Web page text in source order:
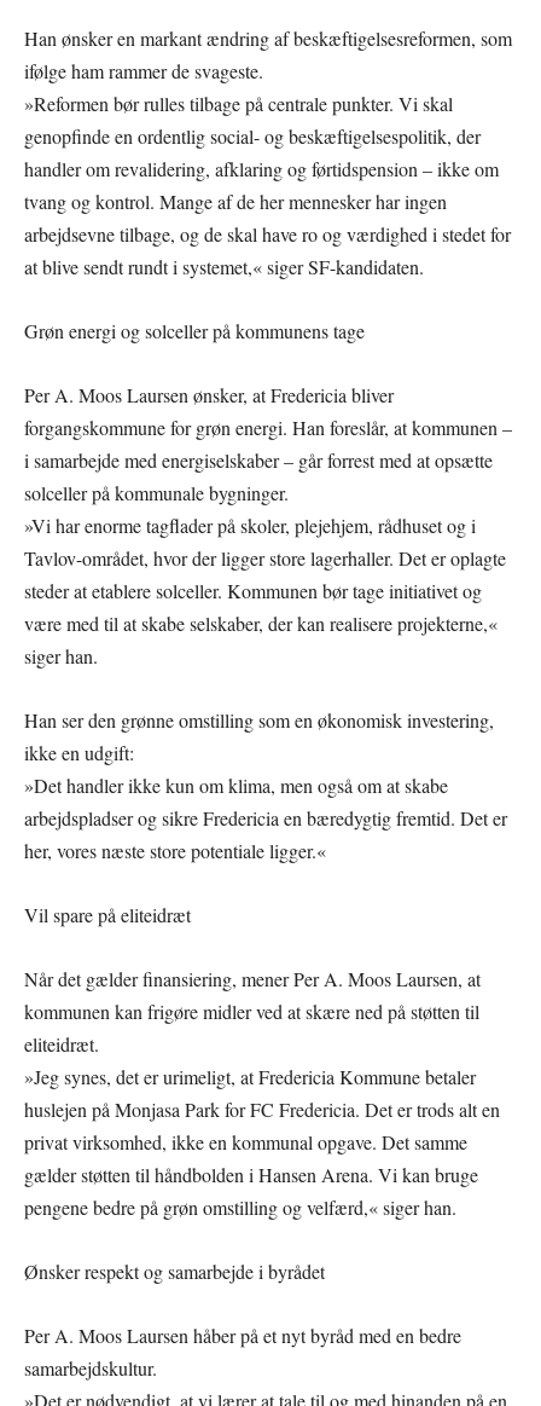
Han ønsker en markant ændring af beskæftigelsesreformen, som
ifølge ham rammer de svageste.
»Reformen bør rulles tilbage på centrale punkter. Vi skal
genopfinde en ordentlig social- og beskæftigelsespolitik, der
handler om revalidering, afklaring og førtidspension – ikke om
tvang og kontrol. Mange af de her mennesker har ingen
arbejdsevne tilbage, og de skal have ro og værdighed i stedet for
at blive sendt rundt i systemet,« siger SF-kandidaten.
Grøn energi og solceller på kommunens tage
Per A. Moos Laursen ønsker, at Fredericia bliver
forgangskommune for grøn energi. Han foreslår, at kommunen –
i samarbejde med energiselskaber – går forrest med at opsætte
solceller på kommunale bygninger.
»Vi har enorme tagflader på skoler, plejehjem, rådhuset og i
Tavlov-området, hvor der ligger store lagerhaller. Det er oplagte
steder at etablere solceller. Kommunen bør tage initiativet og
være med til at skabe selskaber, der kan realisere projekterne,«
siger han.
Han ser den grønne omstilling som en økonomisk investering,
ikke en udgift:
»Det handler ikke kun om klima, men også om at skabe
arbejdspladser og sikre Fredericia en bæredygtig fremtid. Det er
her, vores næste store potentiale ligger.«
Vil spare på eliteidræt
Når det gælder finansiering, mener Per A. Moos Laursen, at
kommunen kan frigøre midler ved at skære ned på støtten til
eliteidræt.
»Jeg synes, det er urimeligt, at Fredericia Kommune betaler
huslejen på Monjasa Park for FC Fredericia. Det er trods alt en
privat virksomhed, ikke en kommunal opgave. Det samme
gælder støtten til håndbolden i Hansen Arena. Vi kan bruge
pengene bedre på grøn omstilling og velfærd,« siger han.
Ønsker respekt og samarbejde i byrådet
Per A. Moos Laursen håber på et nyt byråd med en bedre
samarbejdskultur.
»Det er nødvendigt, at vi lærer at tale til og med hinanden på en